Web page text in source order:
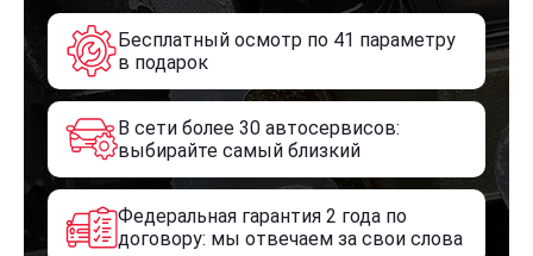
Бесплатный осмотр по 41 параметру
в подарок
В сети более 30 автосервисов:
выбирайте самый близкий
Федеральная гарантия 2 года по
договору: мы отвечаем за свои слова